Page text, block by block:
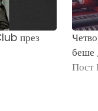
през
беше
Пост